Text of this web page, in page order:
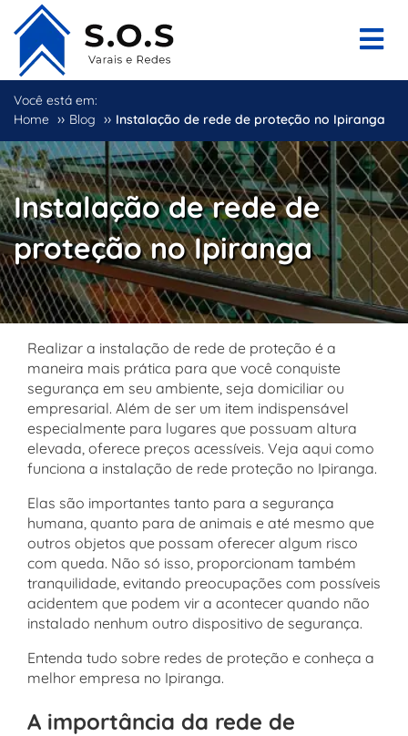
Você está em:
Home ›› Blog ›› Instalação de rede de proteção no Ipiranga
Instalação de rede de
proteção no Ipiranga
Realizar a instalação de rede de proteção é a
maneira mais prática para que você conquiste
segurança em seu ambiente, seja domiciliar ou
empresarial. Além de ser um item indispensável
especialmente para lugares que possuam altura
elevada, oferece preços acessíveis. Veja aqui como
funciona a instalação de rede proteção no Ipiranga.
Elas são importantes tanto para a segurança
humana, quanto para de animais e até mesmo que
outros objetos que possam oferecer algum risco
com queda. Não só isso, proporcionam também
tranquilidade, evitando preocupações com possíveis
acidentem que podem vir a acontecer quando não
instalado nenhum outro dispositivo de segurança.
Entenda tudo sobre redes de proteção e conheça a
melhor empresa no Ipiranga.
A importância da rede de